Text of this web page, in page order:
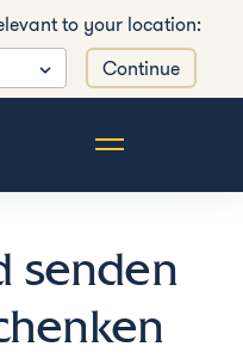
to your location:
Continue
senden